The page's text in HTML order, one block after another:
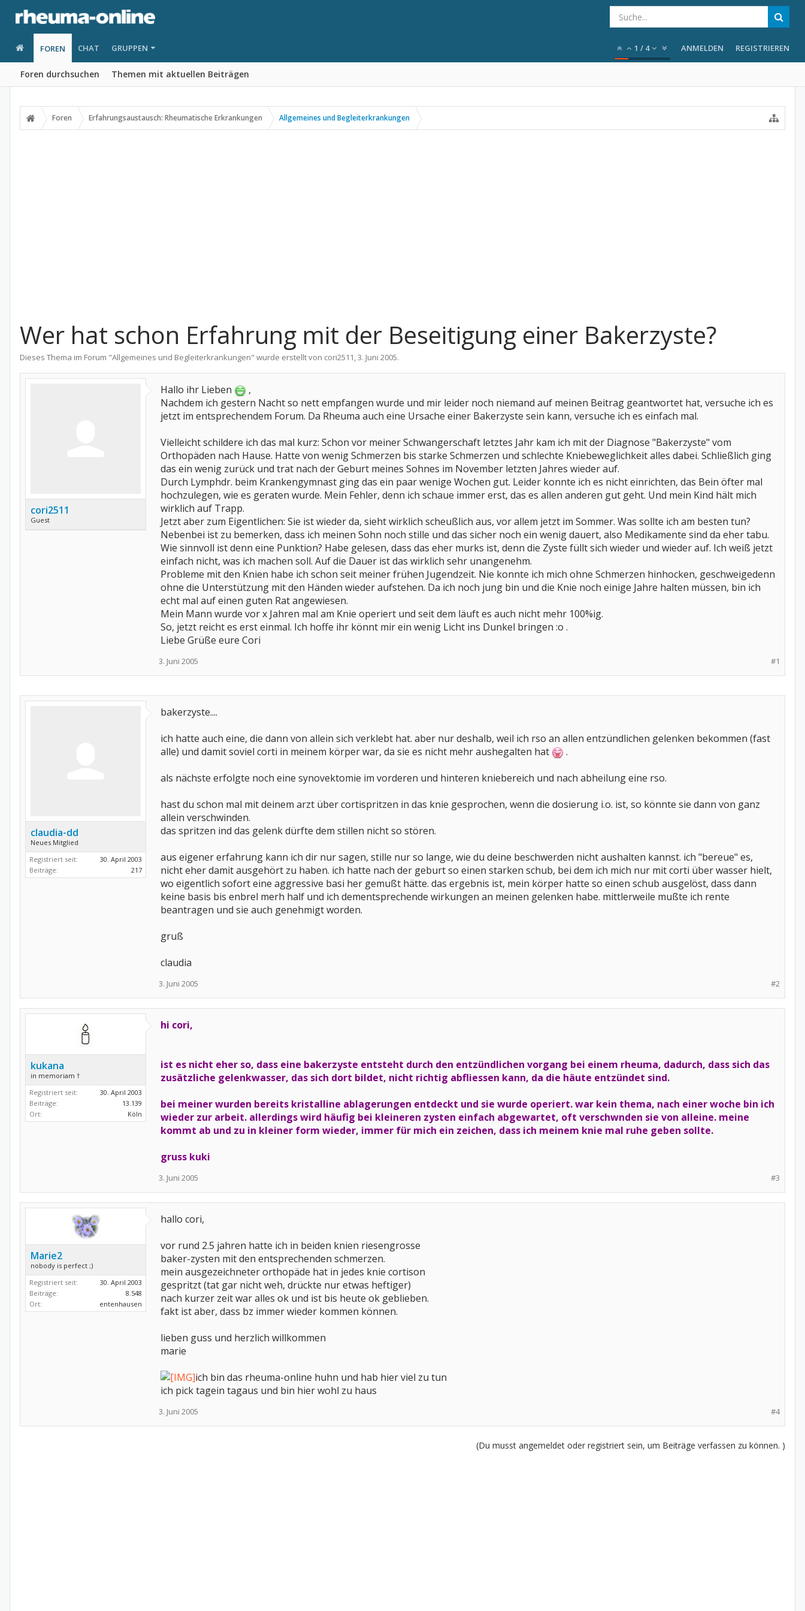
FOREN
Foren durchsuchen Themen mit aktuellen Beiträgen
CHAT GRUPPEN 1 / 4 ANMELDEN REGISTRIEREN
Foren Erfahrungsaustausch: Rheumatische Erkrankungen Allgemeines und Begleiterkrankungen
Wer hat schon Erfahrung mit der Beseitigung einer Bakerzyste?
Dieses Thema im Forum "Allgemeines und Begleiterkrankungen" wurde erstellt von cori2511,3. Juni 2005.
cori2511
Guest
Hallo ihr Lieben
,
Nachdem ich gestern Nacht so nett empfangen wurde und mir leider noch niemand auf meinen Beitrag geantwortet hat, versuche ich es
jetzt im entsprechendem Forum. Da Rheuma auch eine Ursache einer Bakerzyste sein kann, versuche ich es einfach mal.
Vielleicht schildere ich das mal kurz: Schon vor meiner Schwangerschaft letztes Jahr kam ich mit der Diagnose "Bakerzyste" vom
Orthopäden nach Hause. Hatte von wenig Schmerzen bis starke Schmerzen und schlechte Kniebeweglichkeit alles dabei. Schließlich ging
das ein wenig zurück und trat nach der Geburt meines Sohnes im November letzten Jahres wieder auf.
Durch Lymphdr. beim Krankengymnast ging das ein paar wenige Wochen gut. Leider konnte ich es nicht einrichten, das Bein öfter mal
hochzulegen, wie es geraten wurde. Mein Fehler, denn ich schaue immer erst, das es allen anderen gut geht. Und mein Kind hält mich
wirklich auf Trapp.
Jetzt aber zum Eigentlichen: Sie ist wieder da, sieht wirklich scheußlich aus, vor allem jetzt im Sommer. Was sollte ich am besten tun?
Nebenbei ist zu bemerken, dass ich meinen Sohn noch stille und das sicher noch ein wenig dauert, also Medikamente sind da eher tabu.
Wie sinnvoll ist denn eine Punktion? Habe gelesen, dass das eher murks ist, denn die Zyste füllt sich wieder und wieder auf. Ich weiß jetzt
einfach nicht, was ich machen soll. Auf die Dauer ist das wirklich sehr unangenehm.
Probleme mit den Knien habe ich schon seit meiner frühen Jugendzeit. Nie konnte ich mich ohne Schmerzen hinhocken, geschweigedenn
ohne die Unterstützung mit den Händen wieder aufstehen. Da ich noch jung bin und die Knie noch einige Jahre halten müssen, bin ich
echt mal auf einen guten Rat angewiesen.
Mein Mann wurde vor x Jahren mal am Knie operiert und seit dem läuft es auch nicht mehr 100%ig.
So, jetzt reicht es erst einmal. Ich hoffe ihr könnt mir ein wenig Licht ins Dunkel bringen :o .
Liebe Grüße eure Cori
#1
3. Juni 2005
claudia-dd
Neues Mitglied
Registriert seit:
30. April 2003
Beiträge:
217
bakerzyste....
ich hatte auch eine, die dann von allein sich verklebt hat. aber nur deshalb, weil ich rso an allen entzündlichen gelenken bekommen (fast
alle) und damit soviel corti in meinem körper war, da sie es nicht mehr aushegalten hat
.
als nächste erfolgte noch eine synovektomie im vorderen und hinteren kniebereich und nach abheilung eine rso.
hast du schon mal mit deinem arzt über cortispritzen in das knie gesprochen, wenn die dosierung i.o. ist, so könnte sie dann von ganz
allein verschwinden.
das spritzen ind das gelenk dürfte dem stillen nicht so stören.
aus eigener erfahrung kann ich dir nur sagen, stille nur so lange, wie du deine beschwerden nicht aushalten kannst. ich "bereue" es,
nicht eher damit ausgehört zu haben. ich hatte nach der geburt so einen starken schub, bei dem ich mich nur mit corti über wasser hielt,
wo eigentlich sofort eine aggressive basi her gemußt hätte. das ergebnis ist, mein körper hatte so einen schub ausgelöst, dass dann
keine basis bis enbrel merh half und ich dementsprechende wirkungen an meinen gelenken habe. mittlerweile mußte ich rente
beantragen und sie auch genehmigt worden.
gruß
claudia
#2
3. Juni 2005
kukana
in memoriam †
Registriert seit:
30. April 2003
Beiträge:
13.139
Ort:
Köln
hi cori,
ist es nicht eher so, dass eine bakerzyste entsteht durch den entzündlichen vorgang bei einem rheuma, dadurch, dass sich das
zusätzliche gelenkwasser, das sich dort bildet, nicht richtig abfliessen kann, da die häute entzündet sind.
bei meiner wurden bereits kristalline ablagerungen entdeckt und sie wurde operiert. war kein thema, nach einer woche bin ich
wieder zur arbeit. allerdings wird häufig bei kleineren zysten einfach abgewartet, oft verschwnden sie von alleine. meine
kommt ab und zu in kleiner form wieder, immer für mich ein zeichen, dass ich meinem knie mal ruhe geben sollte.
gruss kuki
#3
3. Juni 2005
Marie2
nobody is perfect ;)
Registriert seit:
30. April 2003
Beiträge:
8.548
Ort:
entenhausen
hallo cori,
vor rund 2.5 jahren hatte ich in beiden knien riesengrosse
baker-zysten mit den entsprechenden schmerzen.
mein ausgezeichneter orthopäde hat in jedes knie cortison
gespritzt (tat gar nicht weh, drückte nur etwas heftiger)
nach kurzer zeit war alles ok und ist bis heute ok geblieben.
fakt ist aber, dass bz immer wieder kommen können.
lieben guss und herzlich willkommen
marie
ich bin das rheuma-online huhn und hab hier viel zu tun
ich pick tagein tagaus und bin hier wohl zu haus
#4
3. Juni 2005
(Du musst angemeldet oder registriert sein, um Beiträge verfassen zu können. )